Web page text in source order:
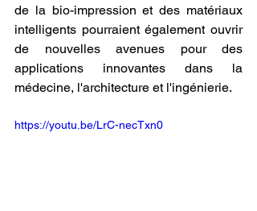
de la bio-impression et des matériaux
intelligents pourraient également ouvrir
de nouvelles avenues pour des
applications innovantes dans la
médecine, l'architecture et l'ingénierie.
https://youtu.be/LrC-necTxn0